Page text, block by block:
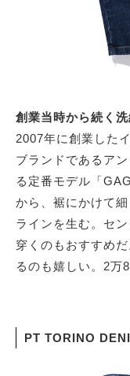
創業当時から続く
2007年に創業した
ブランドであるア
る定番モデル「
から、裾にかけて
ラインを生む。セ
穿くのもおすすめ
るのも嬉しい。2万
PT TORINO